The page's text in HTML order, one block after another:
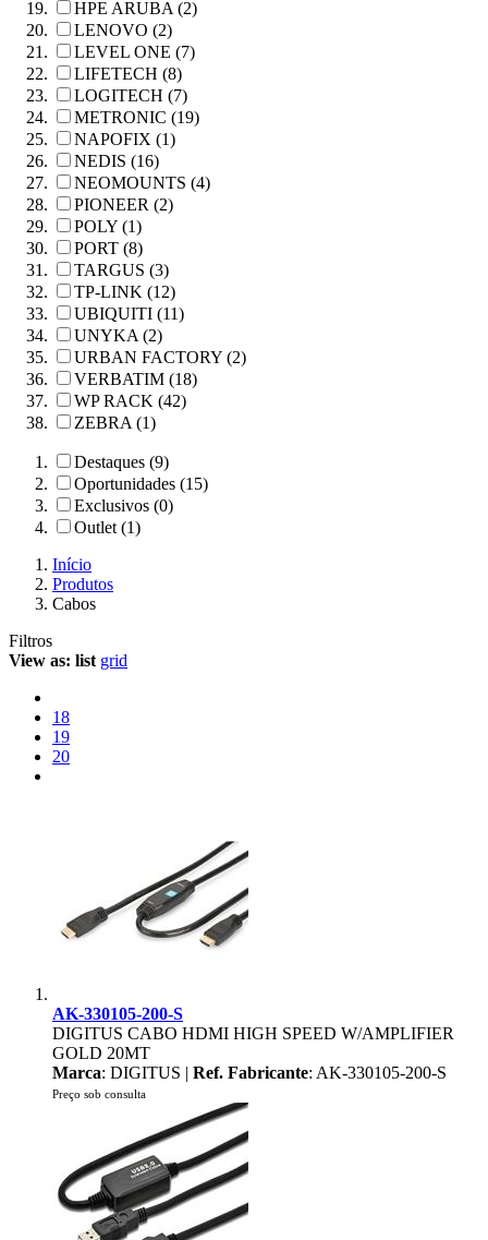
HPE ARUBA (2)
LENOVO (2)
LEVEL ONE (7)
LIFETECH (8)
LOGITECH (7)
METRONIC (19)
NAPOFIX (1)
NEDIS (16)
NEOMOUNTS (4)
PIONEER (2)
POLY (1)
PORT (8)
TARGUS (3)
TP-LINK (12)
UBIQUITI (11)
UNYKA (2)
URBAN FACTORY (2)
VERBATIM (18)
WP RACK (42)
ZEBRA (1)
Destaques (9)
Oportunidades (15)
Exclusivos (0)
Outlet (1)
Início
Produtos
Cabos
Filtros
View as: list grid
18
19
20
AK-330105-200-S
DIGITUS CABO HDMI HIGH SPEED W/AMPLIFIER
GOLD 20MT
Marca: DIGITUS | Ref. Fabricante: AK-330105-200-S
Preço sob consulta